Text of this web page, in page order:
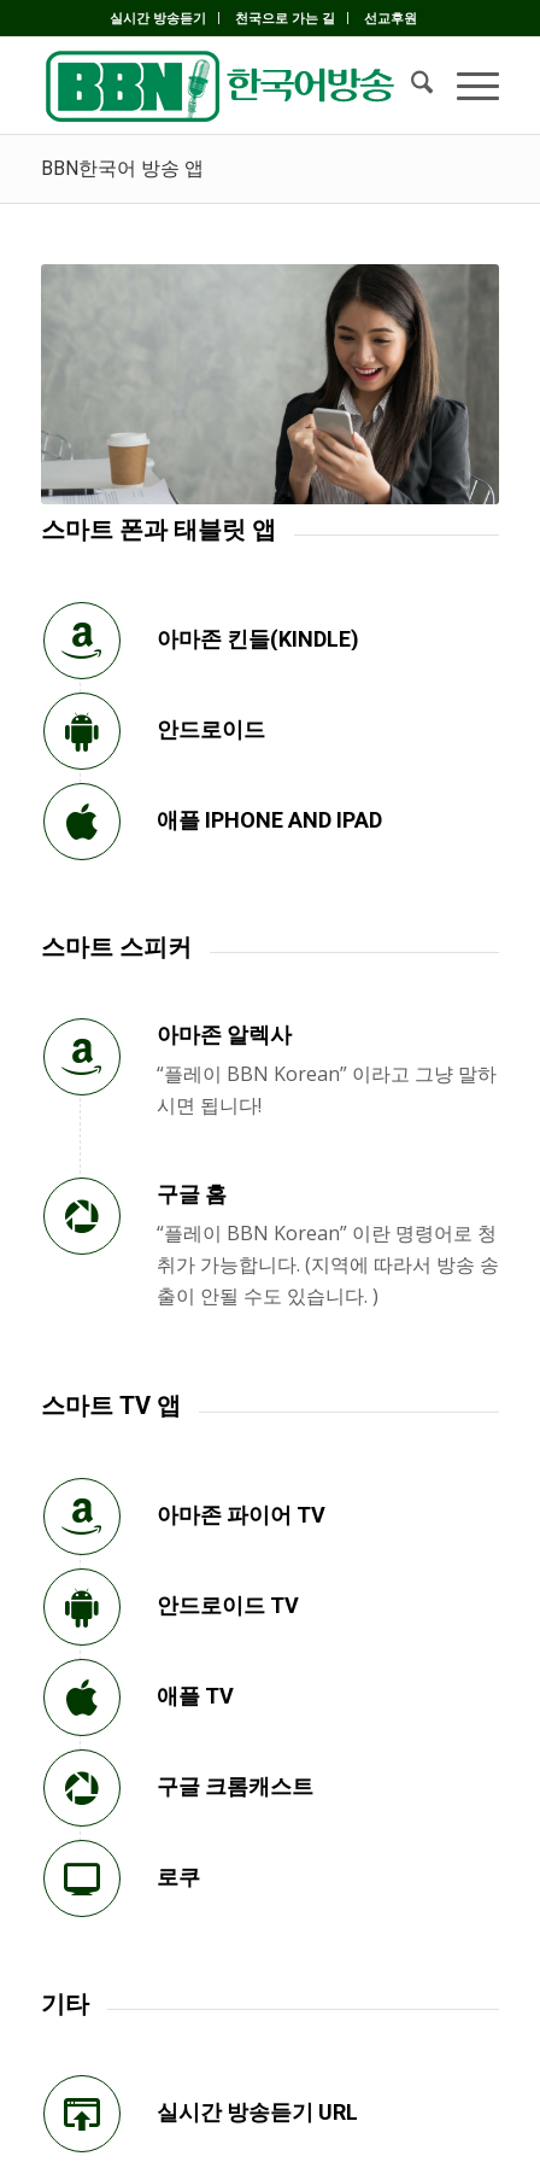
실시간 방송듣기 천국으로 가는 길 선교후원
BBN한국어 방송 앱
스마트 폰과 태블릿 앱
아마존 킨들(KINDLE)
안드로이드
애플 IPHONE AND IPAD
스마트 스피커
아마존 알렉사
“플레이 BBN Korean” 이라고 그냥 말하
시면 됩니다!
구글 홈
“플레이 BBN Korean” 이란 명령어로 청
취가 가능합니다. (지역에 따라서 방송 송
출이 안될 수도 있습니다. )
스마트 TV 앱
아마존 파이어 TV
안드로이드 TV
애플 TV
구글 크롬캐스트
로쿠
기타
실시간 방송듣기 URL